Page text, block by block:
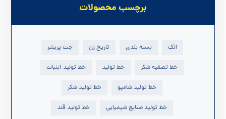
برچسب محصولات
الک بسته بندی تاریخ زن جت پرینتر
خط تصفیه شکر خط تولید خط تولید آبنبات
خط تولید شامپو خط تولید شکر
خط تولید صنایع شیمیایی خط تولید قند